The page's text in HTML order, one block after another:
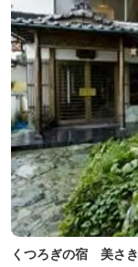
くつろぎの宿 美さき